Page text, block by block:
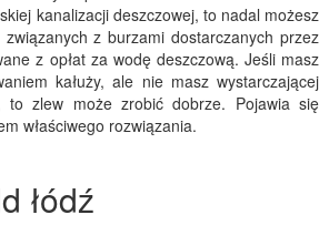
kanalizacji deszczowej, to nadal możesz
z burzami dostarczanych przez
z opłat za wodę deszczową. Jeśli masz
kałuży, ale nie masz wystarczającej
to zlew może zrobić dobrze. Pojawia się
właściwego rozwiązania.
łódź